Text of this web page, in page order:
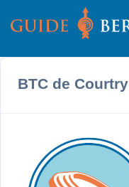
BTC de Courtry